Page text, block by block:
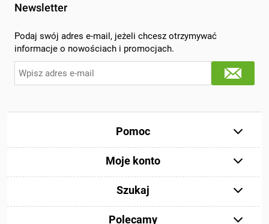
Newsletter
Podaj swój adres e-mail, jeżeli chcesz otrzymywać
informacje o nowościach i promocjach.
Pomoc
Moje konto
Szukaj
Polecamy